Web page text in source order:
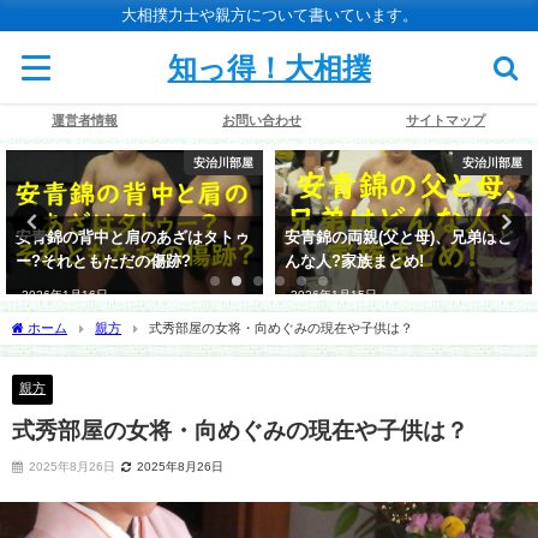
大相撲力士や親方について書いています。
知っ得！大相撲
運営者情報 お問い合わせ サイトマップ
安治川部屋
安青錦の背中と肩のあざはタトゥ
ー?それともただの傷跡?
2026年1月16日
安治川部屋
安青錦の両親(父と母)、兄弟はど
んな人?家族まとめ!
2026年1月15日
ホーム 親方 式秀部屋の女将・向めぐみの現在や子供は？
親方
式秀部屋の女将・向めぐみの現在や子供は？
2025年8月26日 2025年8月26日